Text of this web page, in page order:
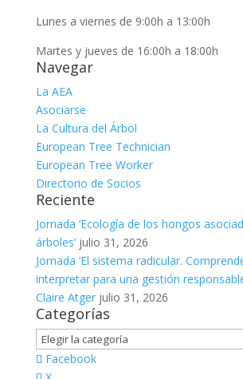
Lunes a viernes de 9:00h a 13:00h
Martes y jueves de 16:00h a 18:00h
Navegar
La AEA
Asociarse
La Cultura del Árbol
European Tree Technician
European Tree Worker
Directorio de Socios
Reciente
Jornada ‘Ecología de los hongos
árboles’ julio 31, 2026
Jornada ‘El sistema radicular.
interpretar para una gestión
Claire Atger julio 31, 2026
Categorías
Categorías
Facebook